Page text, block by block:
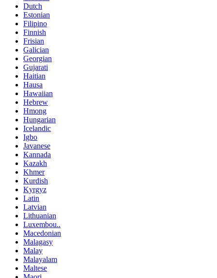
Dutch
Estonian
Filipino
Finnish
Frisian
Galician
Georgian
Gujarati
Haitian
Hausa
Hawaiian
Hebrew
Hmong
Hungarian
Icelandic
Igbo
Javanese
Kannada
Kazakh
Khmer
Kurdish
Kyrgyz
Latin
Latvian
Lithuanian
Luxembou..
Macedonian
Malagasy
Malay
Malayalam
Maltese